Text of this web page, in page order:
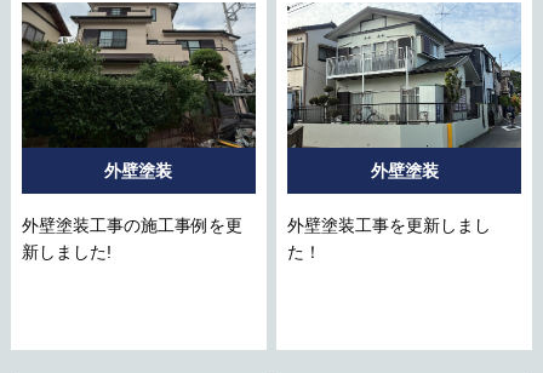
外壁塗装
外壁塗装工事の施工事例を更
新しました!
外壁塗装
外壁塗装工事を更新しまし
た！